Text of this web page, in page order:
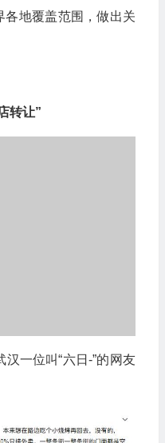
各地覆盖范围，做出关
转让”
一位叫“六日-”的网友